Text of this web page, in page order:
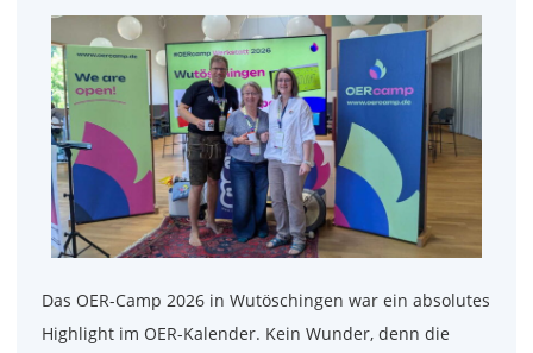
Das OER-Camp 2026 in Wutöschingen war ein absolutes
Highlight im OER-Kalender. Kein Wunder, denn die